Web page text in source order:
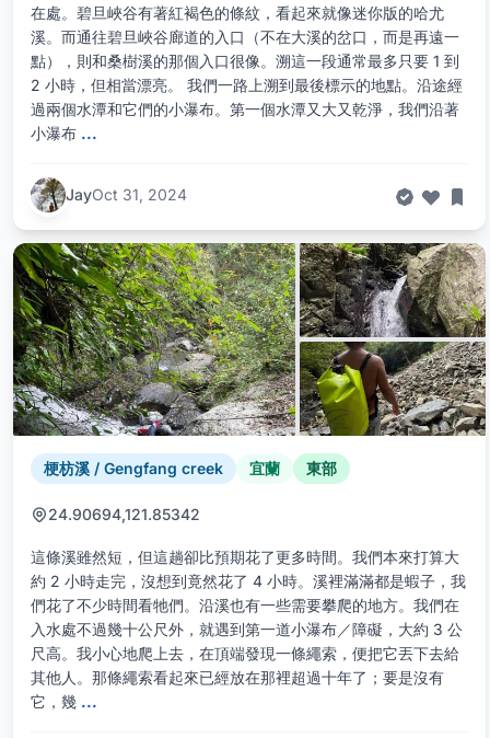
在處。碧旦峽谷有著紅褐色的條紋，看起來就像迷你版的哈尤
溪。而通往碧旦峽谷廊道的入口（不在大溪的岔口，而是再遠一
點），則和桑樹溪的那個入口很像。溯這一段通常最多只要 1 到
2 小時，但相當漂亮。 我們一路上溯到最後標示的地點。沿途經
過兩個水潭和它們的小瀑布。第一個水潭又大又乾淨，我們沿著
小瀑布 ...
JayOct 31, 2024
梗枋溪 / Gengfang creek 宜蘭 東部
24.90694,121.85342
這條溪雖然短，但這趟卻比預期花了更多時間。我們本來打算大
約 2 小時走完，沒想到竟然花了 4 小時。溪裡滿滿都是蝦子，我
們花了不少時間看牠們。沿溪也有一些需要攀爬的地方。我們在
入水處不過幾十公尺外，就遇到第一道小瀑布／障礙，大約 3 公
尺高。我小心地爬上去，在頂端發現一條繩索，便把它丟下去給
其他人。那條繩索看起來已經放在那裡超過十年了；要是沒有
它，幾 ...